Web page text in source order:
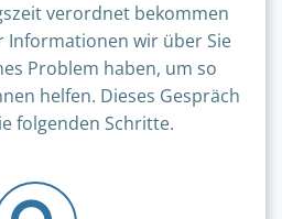
verordnet bekommen
Informationen wir über Sie
Problem haben, um so
helfen. Dieses Gespräch
folgenden Schritte.